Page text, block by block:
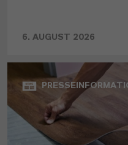
6. AUGUST 2026